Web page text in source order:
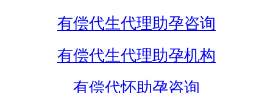
有偿代生代理助孕咨询
有偿代生代理助孕机构
有偿代怀助孕咨询